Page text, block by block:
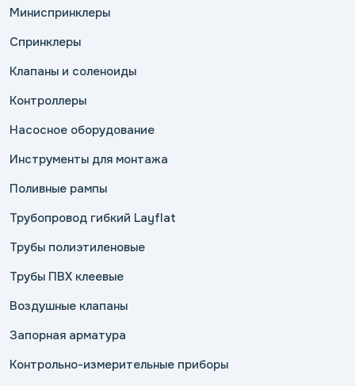
Миниспринклеры
Спринклеры
Клапаны и соленоиды
Контроллеры
Насосное оборудование
Инструменты для монтажа
Поливные рампы
Трубопровод гибкий Layflat
Трубы полиэтиленовые
Трубы ПВХ клеевые
Воздушные клапаны
Запорная арматура
Контрольно-измерительные приборы